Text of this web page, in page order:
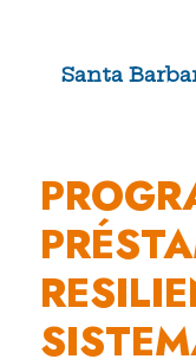
contentSanta